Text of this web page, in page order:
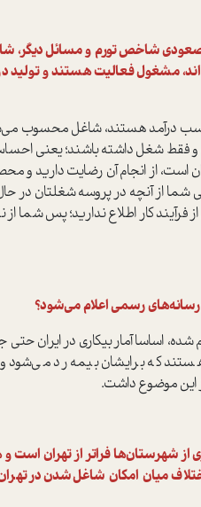
شاخص تورم و مسائل دیگر،
مشغول فعالیت هستند و تولید
درآمد هستند، شاغل محسوب
فقط شغل داشته باشند؛ یعنی احساس
از انجام آن رضایت دارید و
شما از آنچه در پروسه شغلتان در
فرآیند کار اطلاع ندارید؛ پس
رسانه‌های رسمی اعلام می‌شود؟
اساسا آمار بیکاری در ایران حتی
هستند که برایشان بیمه رد
این موضوع داشت.
از شهرستان‌ها فراتر از تهران
میان امکان شاغل‌شدن در